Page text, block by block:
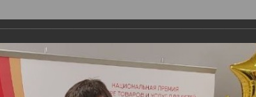
НОМИНАЦИИ ЭКСПЕРТЫ